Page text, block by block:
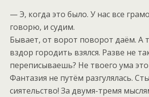
— Э, когда это было. У нас все
говорю, и судим.
Бывает, от ворот поворот даём. А
вздор городить взялся. Разве не
переписываешь? Не твоего ума
Фантазия не путём разгулялась.
сиятельство! За двумя-тремя